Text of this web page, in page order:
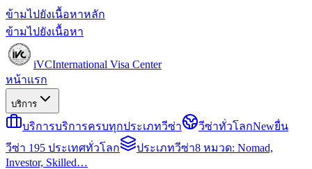
ข้ามไปยังเนื้อหาหลัก
ข้ามไปยังเนื้อหา
iVCInternational Visa Center
หน้าแรก
บริการ
บริการบริการครบทุกประเภทวีซ่า วีซ่าทั่วโลกNewยื่น
วีซ่า 195 ประเทศทั่วโลก
ประเภทวีซ่า8 หมวด: Nomad,
Investor, Skilled…